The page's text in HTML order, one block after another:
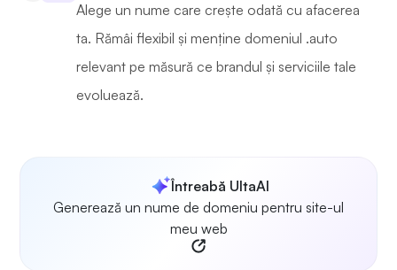
Alege un nume care crește odată cu afacerea
ta. Rămâi flexibil și menține domeniul .auto
relevant pe măsură ce brandul și serviciile tale
evoluează.
Întreabă UltaAI
Generează un nume de domeniu pentru site-ul
meu web